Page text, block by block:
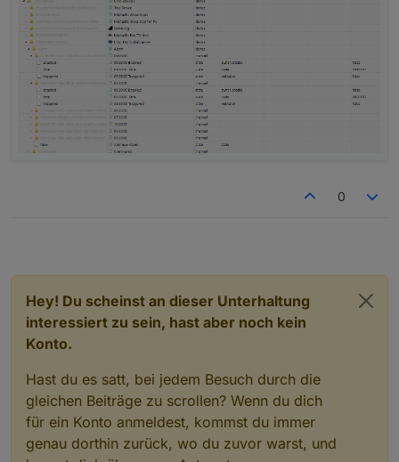
0
Hey! Du scheinst an dieser Unterhaltung
interessiert zu sein, hast aber noch kein
Konto.
Hast du es satt, bei jedem Besuch durch die
gleichen Beiträge zu scrollen? Wenn du dich
für ein Konto anmeldest, kommst du immer
genau dorthin zurück, wo du zuvor warst, und